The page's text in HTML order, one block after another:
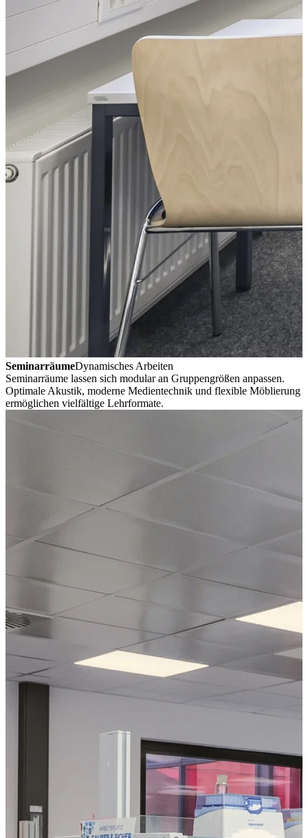
SeminarräumeDynamisches Arbeiten
Seminarräume lassen sich modular an Gruppengrößen anpassen.
Optimale Akustik, moderne Medientechnik und flexible Möblierung
ermöglichen vielfältige Lehrformate.